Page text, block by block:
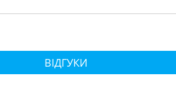
ВІДГУКИ